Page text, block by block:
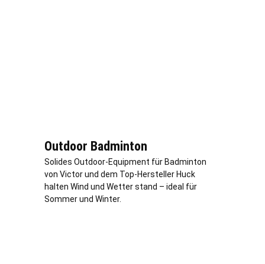
Outdoor Badminton
Solides Outdoor-Equipment für Badminton
von Victor und dem Top-Hersteller Huck
halten Wind und Wetter stand – ideal für
Sommer und Winter.